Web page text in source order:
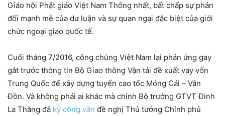
Giáo hội Phật giáo Việt Nam Thống nhất, bất chấp sự phản
đối mạnh mẽ của dư luận và sự quan ngại đặc biệt của giới
chức ngoại giao quốc tế.
Cuối tháng 7/2016, công chúng Việt Nam lại phản ứng gay
gắt trước thông tin Bộ Giao thông Vận tải đề xuất vay vốn
Trung Quốc để xây dựng tuyến cao tốc Móng Cái – Vân
Đồn. Và không phải ai khác mà chính Bộ trưởng GTVT Đinh
La Thăng đã ký công văn đề nghị Thủ tướng Chính phủ